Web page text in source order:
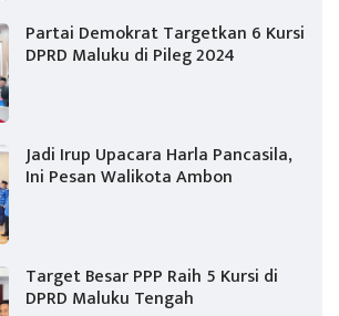
Partai Demokrat Targetkan 6 Kursi
DPRD Maluku di Pileg 2024
Jadi Irup Upacara Harla Pancasila,
Ini Pesan Walikota Ambon
Target Besar PPP Raih 5 Kursi di
DPRD Maluku Tengah